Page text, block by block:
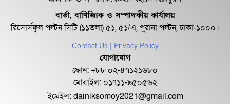
স্থানীয় নির্বাচন পর্যবেক্ষণে দক্ষিণ কোরিয়ায়
যাচ্ছে...
কালকের মধ্যে প্রয়োজনীয় সংখ্যাগরিষ্ঠতা
অর্জনের আশা...
বার্তা, বাণিজ্যিক ও সম্পাদকীয় কার্যালয়
রিসোর্সফুল পল্টন সিটি (১১তলা) ৫১, ৫১/এ, পুরানা পল্টন, ঢাকা-১০০০।
Contact Us | Privacy Policy
যোগাযোগ
ফোন: +৮৮ ০২-৪৭১২১৬৮০
মোবাইল: ০১৭১১-৯৫০৫৬২
ইমেইল:dainiksomoy2021@gmail.com